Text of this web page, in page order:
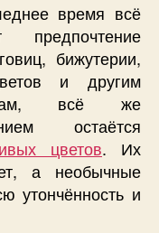
время всё
бижутерии,
и другим
всё же
остаётся
цветов. Их
а необычные
утончённость и